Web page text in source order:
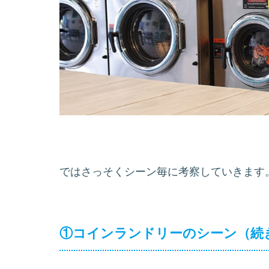
ではさっそくシーン毎に考察していきます
①コインランドリーのシーン（続